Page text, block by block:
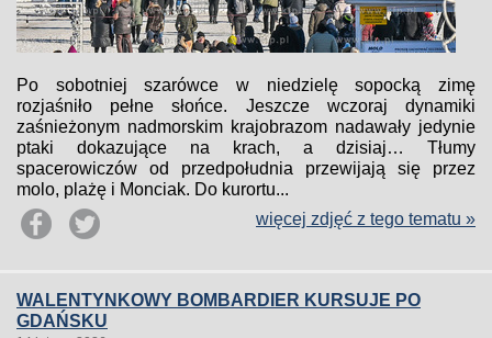
Po sobotniej szarówce w niedzielę sopocką zimę
rozjaśniło pełne słońce. Jeszcze wczoraj dynamiki
zaśnieżonym nadmorskim krajobrazom nadawały jedynie
ptaki dokazujące na krach, a dzisiaj… Tłumy
spacerowiczów od przedpołudnia przewijają się przez
molo, plażę i Monciak. Do kurortu...
więcej zdjęć z tego tematu »
WALENTYNKOWY BOMBARDIER KURSUJE PO
GDAŃSKU